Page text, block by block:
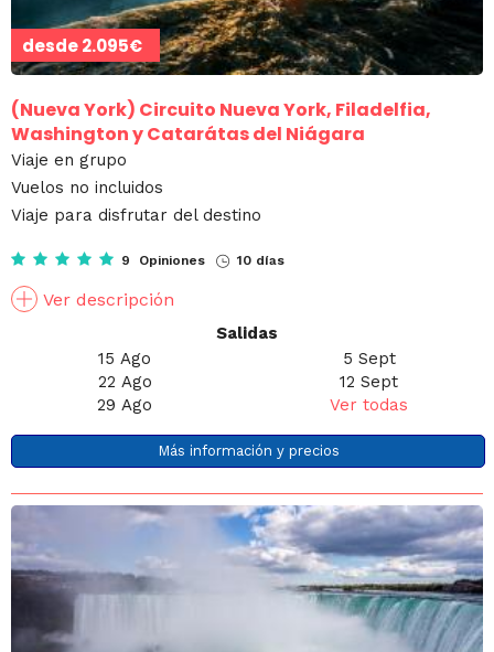
desde2.095€
(Nueva York) Circuito Nueva York, Filadelfia,
Washington y Catarátas del Niágara
Viaje en grupo
Vuelos no incluidos
Viaje para disfrutar del destino
9 Opiniones 10 días
Ver descripción
Salidas
15 Ago
22 Ago
29 Ago
5 Sept
12 Sept
Ver todas
Más información y precios